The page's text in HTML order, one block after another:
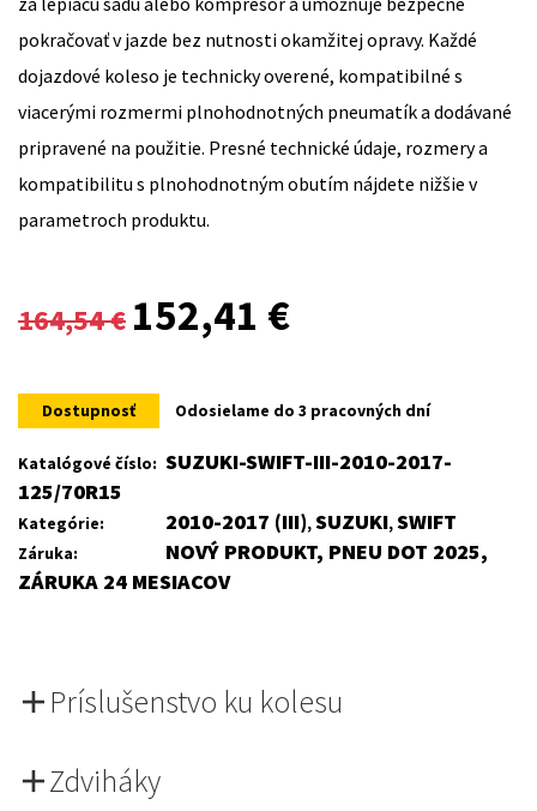
pokračovať v jazde bez nutnosti okamžitej opravy. Každé
dojazdové koleso je technicky overené, kompatibilné s
viacerými rozmermi plnohodnotných pneumatík a dodávané
pripravené na použitie. Presné technické údaje, rozmery a
kompatibilitu s plnohodnotným obutím nájdete nižšie v
parametroch produktu.
164,54€
Original
was:
164,54 €.
152,41 €
is:
152,41 €.
Dostupnosť Odosielame do 3 pracovných dní
Katalógové číslo: SUZUKI-SWIFT-III-2010-2017-
125/70R15
Kategórie: 2010-2017 (III),SUZUKI,SWIFT
Záruka:
NOVÝ PRODUKT, PNEU DOT 2025,
ZÁRUKA 24 MESIACOV
Príslušenstvo ku kolesu
Zdviháky